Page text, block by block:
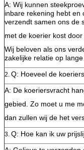
A: Wij kunnen
inbare rekening hebt en
verzendt samen ons de
met de koerier kost
Wij beloven als ons
zakelijke relatie op
2. Q: Hoeveel de
A: De koeriersvracht
gebied. Zo moet u me
dan zullen wij de het
3. Q: Hoe kan ik uw